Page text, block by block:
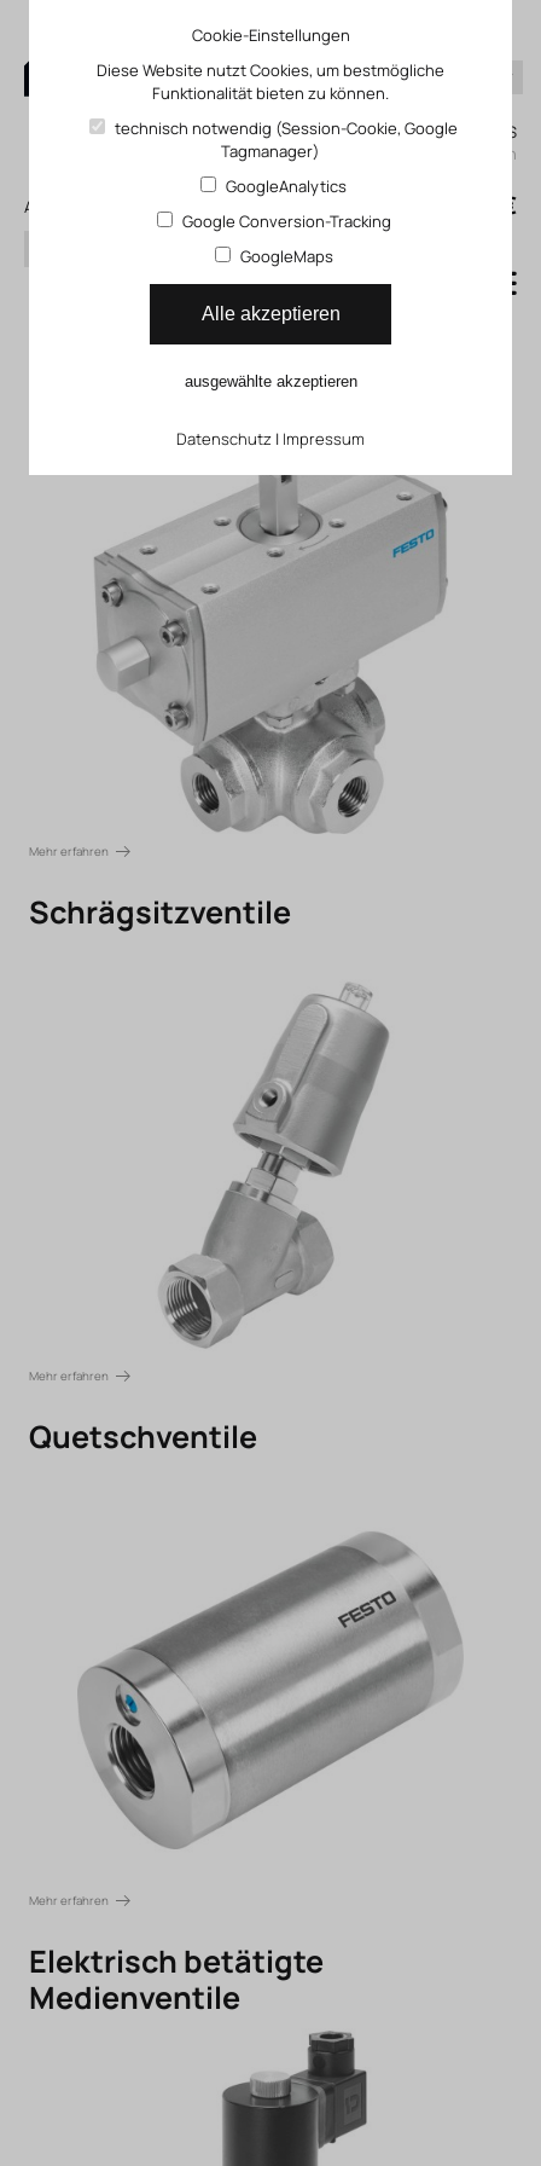
0
Mein KLEFINGHAUS
einloggen
Alle Produkte
Suchen
0,00 €
Prozessventile
Kugelhähne
Mehr erfahren
Schrägsitzventile
Mehr erfahren
Quetschventile
Mehr erfahren
Elektrisch betätigte
Medienventile
Cookie-Einstellungen
Diese Website nutzt Cookies, um bestmögliche
Funktionalität bieten zu können.
technisch notwendig (Session-Cookie, Google
Tagmanager)
GoogleAnalytics
Google Conversion-Tracking
GoogleMaps
Alle akzeptieren
ausgewählte akzeptieren
Datenschutz | Impressum